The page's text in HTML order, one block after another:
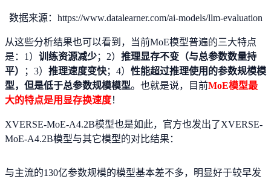
数据来源：https://www.datalearner.com/ai-models/llm-evaluation
从这些分析结果也可以看到，当前MoE模型普遍的三大特点
是：1） 训练资源减少；2） 推理显存不变（与总参数数量持
平）
；3） 推理速度变快；4） 性能超过推理使用的参数规模模
型，但是低于总参数规模模型。也就是说，目前MoE模型最
大的特点是用显存换速度！
XVERSE-MoE-A4.2B模型也是如此，官方也发出了XVERSE-
MoE-A4.2B模型与其它模型的对比结果：
与主流的130亿参数规模的模型基本差不多，明显好于较早发